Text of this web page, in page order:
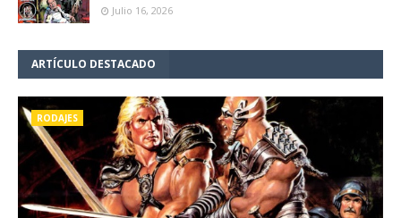
Julio 16, 2026
ARTÍCULO DESTACADO
RODAJES